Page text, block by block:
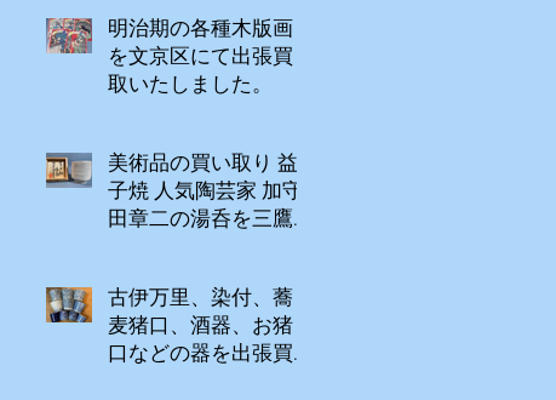
明治期の各種木版画
を文京区にて出張買
取いたしました。
美術品の買い取り 益
子焼 人気陶芸家 加守
田章二の湯呑を三鷹
古伊万里、染付、蕎
麦猪口、酒器、お猪
口などの器を出張買